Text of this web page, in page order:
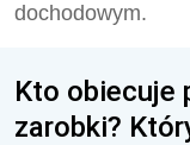
dochodowym.
Kto obiecuje
zarobki?